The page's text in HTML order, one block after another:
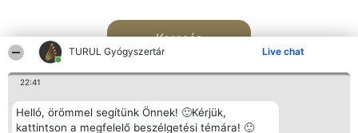
TURUL Gyógyszertár Live chat
22:41
Helló, örömmel segítünk Önnek! 🙂Kérjük,
kattintson a megfelelő beszélgetési témára! 🙂
Keresés